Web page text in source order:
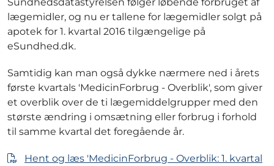
lægemidler, og nu er tallene for lægemidler solgt på
apotek for 1. kvartal 2016 tilgængelige på
eSundhed.dk.
Samtidig kan man også dykke nærmere ned i årets
første kvartals 'MedicinForbrug - Overblik', som giver
et overblik over de ti lægemiddelgrupper med den
største ændring i omsætning eller forbrug i forhold
til samme kvartal det foregående år.
Hent og læs 'MedicinForbrug - Overblik: 1. kvartal